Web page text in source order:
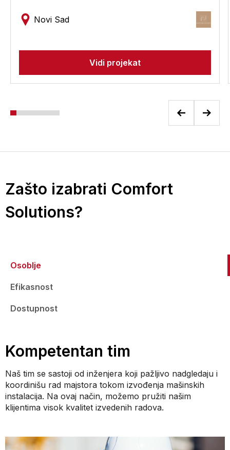
Novi Sad
Vidi projekat
Zašto izabrati Comfort
Solutions?
Osoblje
Efikasnost
Dostupnost
Kompetentan tim
Naš tim se sastoji od inženjera koji pažljivo nadgledaju i
koordinišu rad majstora tokom izvođenja mašinskih
instalacija. Na ovaj način, možemo pružiti našim
klijentima visok kvalitet izvedenih radova.